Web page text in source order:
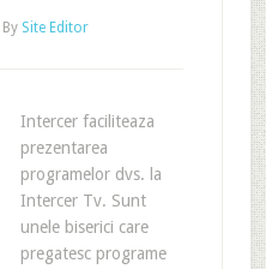
By Site Editor
Intercer faciliteaza
prezentarea
programelor dvs. la
Intercer Tv. Sunt
unele biserici care
pregatesc programe